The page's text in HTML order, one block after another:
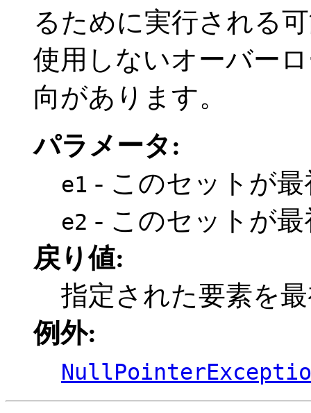
るために実行される
使用しないオーバー
向があります。
パラメータ:
e1 - このセットが
e2 - このセットが
戻り値:
指定された要素を
例外: